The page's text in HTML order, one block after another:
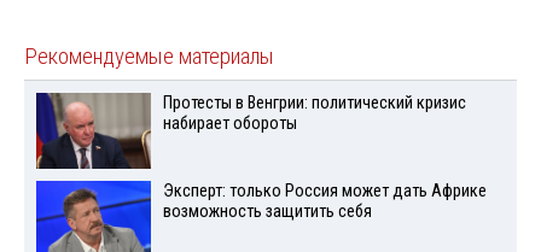
Рекомендуемые материалы
Протесты в Венгрии: политический кризис
набирает обороты
Эксперт: только Россия может дать Африке
возможность защитить себя